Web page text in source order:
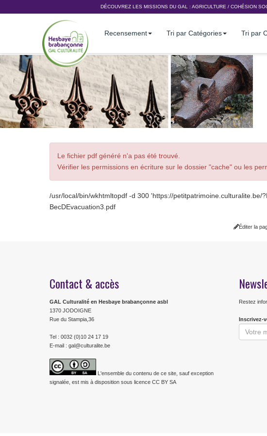
DÉCOUVREZ LES MISSIONS DU GAL : AGRICULTURE / COHÉSION
Recensement Tri par Catégories Tri par
Le fichier pdf généré n'a pas été trouvé.
Vérifier les permissions en écriture sur le dossier "cache" ou les
/usr/local/bin/wkhtmltopdf -d 300 'https://
BecDEvacuation3.pdf
Éditer la
Contact & accès
GAL Culturalité en Hesbaye brabançonne asbl
1370 JODOIGNE
Rue du Stampia,36
Tel : 0032 (0)10 24 17 19
E-mail : gal@culturalite.be
L'ensemble du contenu de ce site, sauf exception
signalée, est mis à disposition sous licence CC BY SA
Restez
Inscrivez-